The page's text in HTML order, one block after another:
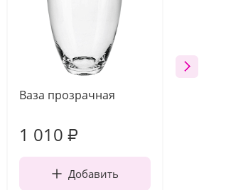
Ваза прозрачная
1 010 ₽
Добавить